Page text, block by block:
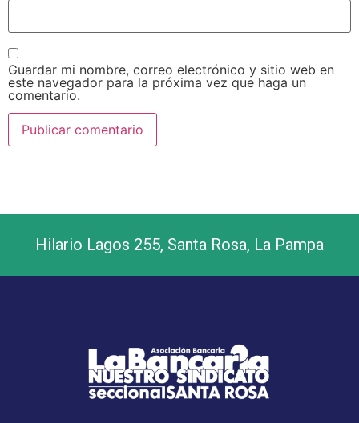
Guardar mi nombre, correo electrónico y sitio web en
este navegador para la próxima vez que haga un
comentario.
Hilario Lagos 255, Santa Rosa, La Pampa